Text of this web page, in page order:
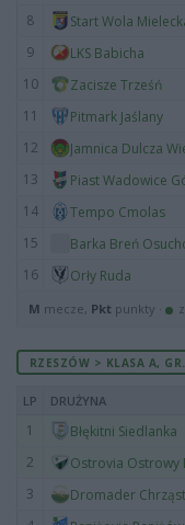
8
Start Wola
9
LKS Babicha
10
Zacisze Trześń
11
Pitmark Jaślany
12
Jamnica Dulcza
13
Piast Wadowice
14
Tempo Cmolas
15
Barka Breń
16
Orły Ruda
M mecze, Pkt punkty ·
RZESZÓW > KLASA A,
LP DRUŻYNA
1 Błękitni Siedlanka
2
Ostrovia Ostrowy
3
Dromader